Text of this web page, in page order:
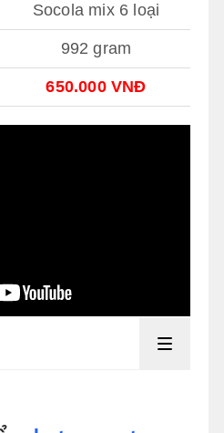
Socola mix 6 loại
992 gram
650.000 VNĐ